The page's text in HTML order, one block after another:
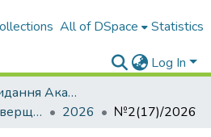
All of DSpace Statistics
Log In
Періодичні видання Академії
Науковий вісник Сіверщини. Серія: Освіта. Соціальні та поведінкові науки
2026 №2(17)/2026